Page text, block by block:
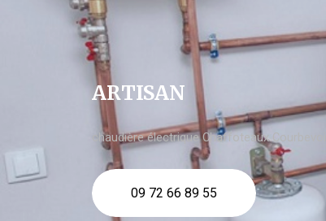
ARTISAN
chaudière électrique Chaffoteaux Courbevoie
09 72 66 89 55